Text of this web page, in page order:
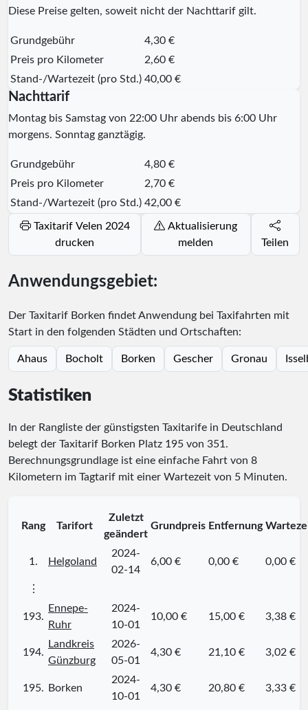
Diese Preise gelten, soweit nicht der Nachttarif gilt.
Grundgebühr
4,30 €
Preis pro Kilometer
2,60 €
Stand-/Wartezeit (pro Std.) 40,00 €
Nachttarif
Montag bis Samstag von 22:00 Uhr abends bis 6:00 Uhr
morgens. Sonntag ganztägig.
Grundgebühr
4,80 €
Preis pro Kilometer
2,70 €
Stand-/Wartezeit (pro Std.) 42,00 €
Taxitarif Velen 2024
drucken
Aktualisierung
melden
Teilen
Anwendungsgebiet:
Der Taxitarif Borken findet Anwendung bei Taxifahrten mit
Start in den folgenden Städten und Ortschaften:
Ahaus Bocholt Borken Gescher Gronau
Statistiken
In der Rangliste der günstigsten Taxitarife in Deutschland
belegt der Taxitarif Borken Platz 195 von 351.
Berechnungsgrundlage ist eine einfache Fahrt von 8
Kilometern im Tagtarif mit einer Wartezeit von 5 Minuten.
Rang Tarifort
Zuletzt
geändert
Grundpreis Entfernung
1. Helgoland
2024-
02-14
6,00 € 0,00 € 0,00 €
⋮
193.
Ennepe-
Ruhr
2024-
10-01
10,00 € 15,00 € 3,38 €
194.
Landkreis
Günzburg
2026-
05-01
4,30 € 21,10 € 3,02 €
195. Borken
2024-
10-01
4,30 € 20,80 € 3,33 €